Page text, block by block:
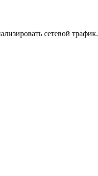
сетевой трафик.